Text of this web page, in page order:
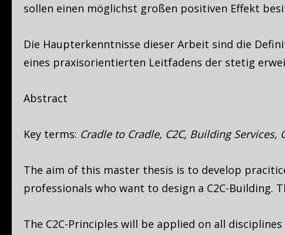
sollen einen möglichst großen positiven Effekt
Die Haupterkenntnisse dieser Arbeit sind die
eines praxisorientierten Leitfadens der stetig
Abstract
Key terms: Cradle to Cradle, C2C, Building
The aim of this master thesis is to develop
professionals who want to design a C2C-
The C2C-Principles will be applied on all